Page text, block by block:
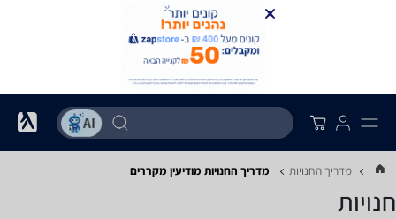
מדריך החנויות מדריך החנויות ‏מודיעין ‏מקררים
חנויות